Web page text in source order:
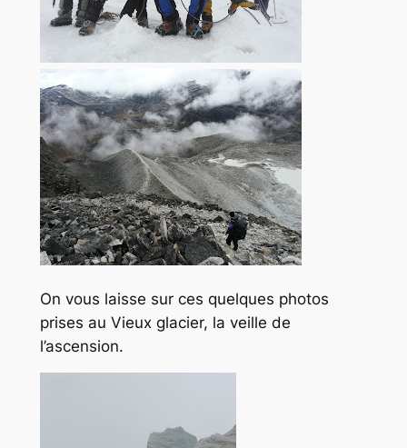
On vous laisse sur ces quelques photos
prises au Vieux glacier, la veille de
l’ascension.